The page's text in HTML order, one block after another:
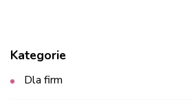
Kategorie
Dla firm